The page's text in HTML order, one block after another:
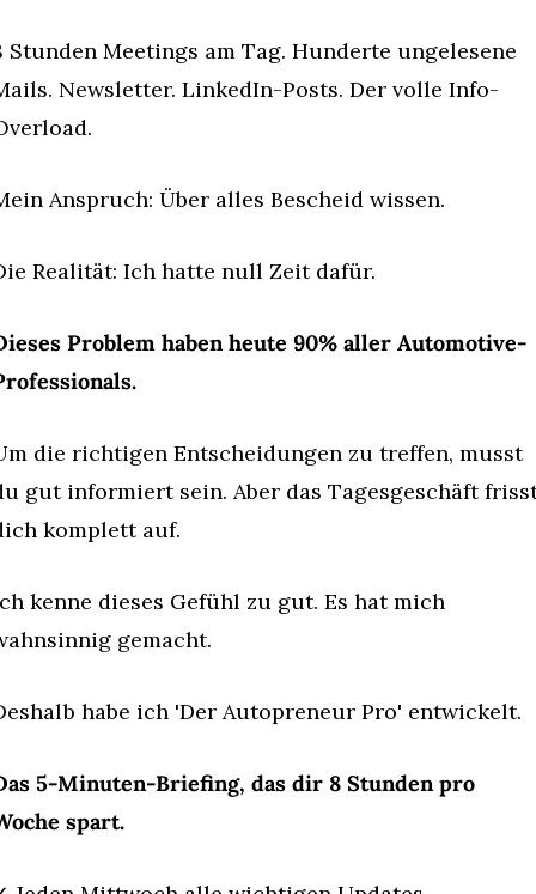
Stunden Meetings am Tag. Hunderte ungelesene
Newsletter. LinkedIn-Posts. Der volle Info-
Anspruch: Über alles Bescheid wissen.
Realität: Ich hatte null Zeit dafür.
Problem haben heute 90% aller Automotive-
die richtigen Entscheidungen zu treffen, musst
gut informiert sein. Aber das Tagesgeschäft
komplett auf.
kenne dieses Gefühl zu gut. Es hat mich
gemacht.
habe ich 'Der Autopreneur Pro' entwickelt.
5-Minuten-Briefing, das dir 8 Stunden pro
spart.